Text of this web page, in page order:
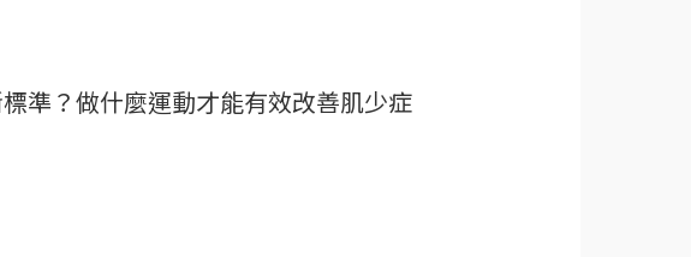
準？做什麼運動才能有效改善肌少症